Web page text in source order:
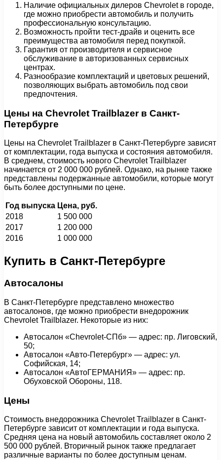
Наличие официальных дилеров Chevrolet в городе,
где можно приобрести автомобиль и получить
профессиональную консультацию.
Возможность пройти тест-драйв и оценить все
преимущества автомобиля перед покупкой.
Гарантия от производителя и сервисное
обслуживание в авторизованных сервисных
центрах.
Разнообразие комплектаций и цветовых решений,
позволяющих выбрать автомобиль под свои
предпочтения.
Цены на Chevrolet Trailblazer в Санкт-
Петербурге
Цены на Chevrolet Trailblazer в Санкт-Петербурге зависят
от комплектации, года выпуска и состояния автомобиля.
В среднем, стоимость нового Chevrolet Trailblazer
начинается от 2 000 000 рублей. Однако, на рынке также
представлены подержанные автомобили, которые могут
быть более доступными по цене.
Год выпуска Цена, руб.
2018
1 500 000
2017
1 200 000
2016
1 000 000
Купить в Санкт-Петербурге
Автосалоны
В Санкт-Петербурге представлено множество
автосалонов, где можно приобрести внедорожник
Chevrolet Trailblazer. Некоторые из них:
Автосалон «Chevrolet-СПб» — адрес: пр. Лиговский,
50;
Автосалон «Авто-Петербург» — адрес: ул.
Софийская, 14;
Автосалон «АвтоГЕРМАНИЯ» — адрес: пр.
Обуховской Обороны, 118.
Цены
Стоимость внедорожника Chevrolet Trailblazer в Санкт-
Петербурге зависит от комплектации и года выпуска.
Средняя цена на новый автомобиль составляет около 2
500 000 рублей. Вторичный рынок также предлагает
различные варианты по более доступным ценам.